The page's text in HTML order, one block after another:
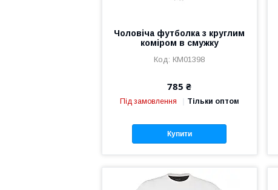
Чоловіча футболка з круглим
коміром в смужку
КМ01398
785 ₴
Під замовлення Тільки оптом
Купити